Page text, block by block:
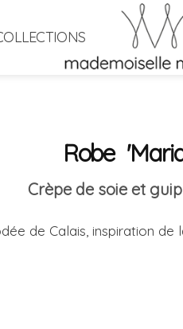
Robe
Crèpe de soie et
de Calais, inspiration